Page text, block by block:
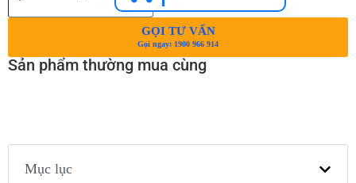
GỌI TƯ VẤN
Gọi ngay: 1900 966 914
Sản phẩm thường mua cùng
Mục lục